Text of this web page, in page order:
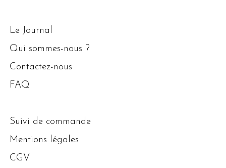
Le Journal
Qui sommes-nous ?
Contactez-nous
FAQ
Suivi de commande
Mentions légales
CGV